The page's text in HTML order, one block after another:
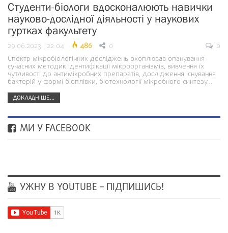
Студенти-біологи вдосконалюють навички
науково-дослідної діяльності у наукових
гуртках факультету
29.06.2023 | 22:04 486 0
0
Спектр мікробіологічних досліджень охоплював опанування
сучасних методик ідентифікації мікроорганізмів, вивчення їх
чутливості до антимікробних препаратів, дослідження існування
бактерій у формі біоплівки, біотехнології мікробного синтезу…
ДОКЛАДНІШЕ...
МИ У FACEBOOK
УЖНУ В YOUTUBE – ПІДПИШИСЬ!